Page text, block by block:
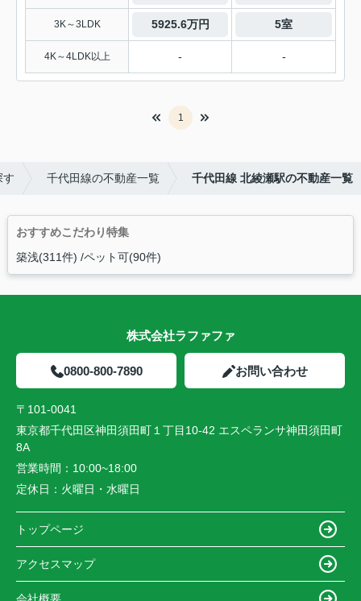
3K～3LDK 5925.6万円 5室
4K～4LDK以上 - -
1
す 千代田線の不動産一覧 千代田線 北綾瀬駅の不動産一覧
おすすめこだわり特集
築浅(311件) ペット可(90件)
株式会社ラファファ
0800-800-7890 お問い合わせ
〒101-0041
東京都千代田区神田須田町１丁目10-42 エスペランサ神田須田町
8A
営業時間： 10:00~18:00
定休日： 火曜日・水曜日
トップページ
アクセスマップ
会社概要